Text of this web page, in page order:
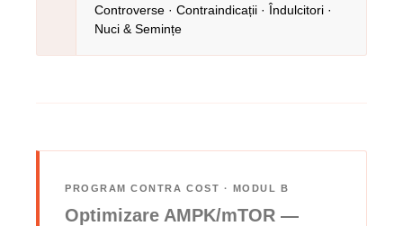
Controverse · Contraindicаții · Îndulcitori ·
Nuci & Semințe
PROGRAM CONTRA COST · MODUL B
Optimizare AMPK/mTOR —